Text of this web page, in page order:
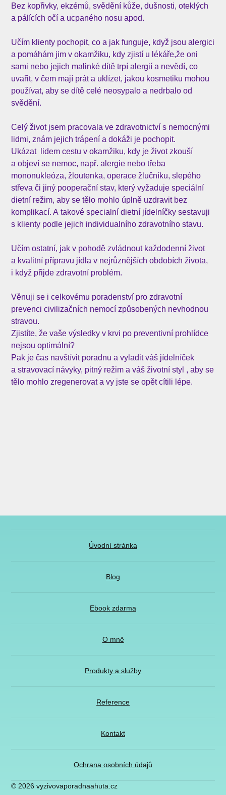
Bez kopřivky, ekzémů, svědění kůže, dušnosti, oteklých
a pálících očí a ucpaného nosu apod.
Učím klienty pochopit, co a jak funguje, když jsou alergici
a pomáhám jim v okamžiku, kdy zjistí u lékáře,že oni
sami nebo jejich malinké dítě trpí alergií a nevědí, co
uvařit, v čem mají prát a uklízet, jakou kosmetiku mohou
používat, aby se dítě celé neosypalo a nedrbalo od
svědění.
Celý život jsem pracovala ve zdravotnictví s nemocnými
lidmi, znám jejich trápení a dokáži je pochopit.
Ukázat lidem cestu v okamžiku, kdy je život zkouší
a objeví se nemoc, např. alergie nebo třeba
mononukleóza, žloutenka, operace žlučníku, slepého
střeva či jiný pooperační stav, který vyžaduje speciální
dietní režim, aby se tělo mohlo úplně uzdravit bez
komplikací. A takové specialní dietní jídelníčky sestavuji
s klienty podle jejich individualního zdravotního stavu.
Učím ostatní, jak v pohodě zvládnout každodenní život
a kvalitní přípravu jídla v nejrůznějších obdobích života,
i když přijde zdravotní problém.
Věnuji se i celkovému poradenství pro zdravotní
prevenci civilizačních nemocí způsobených nevhodnou
stravou.
Zjistíte, že vaše výsledky v krvi po preventivní prohlídce
nejsou optimální?
Pak je čas navštívit poradnu a vyladit váš jídelníček
a stravovací návyky, pitný režim a váš životní styl , aby se
tělo mohlo zregenerovat a vy jste se opět cítili lépe.
Úvodní stránka
Blog
Ebook zdarma
O mně
Produkty a služby
Reference
Kontakt
Ochrana osobních údajů
© 2026 vyzivovaporadnaahuta.cz